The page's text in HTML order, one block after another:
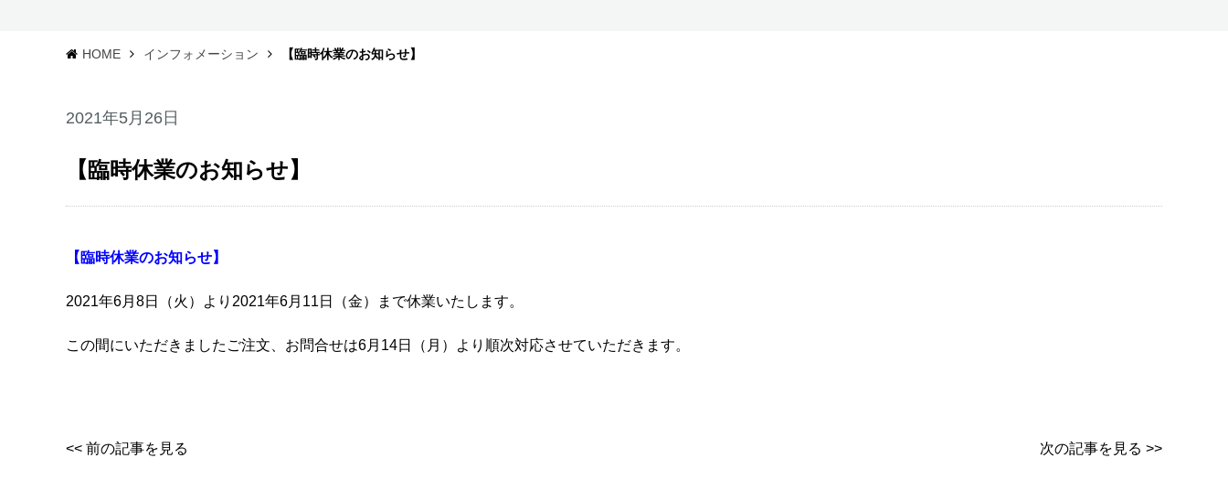
HOME インフォメーション 【臨時休業のお知らせ】
2021年5月26日
【臨時休業のお知らせ】
【臨時休業のお知らせ】
2021年6月8日（火）より2021年6月11日（金）まで休業いたします。
この間にいただきましたご注文、お問合せは6月14日（月）より順次対応させていただきます。
<< 前の記事を見る 次の記事を見る >>